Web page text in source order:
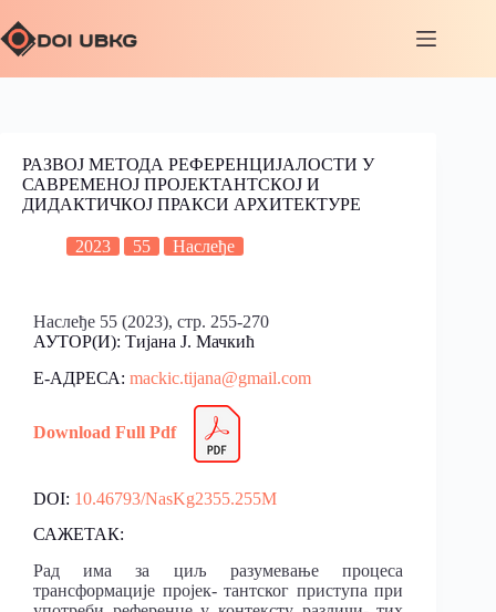
РАЗВОЈ МЕТОДА РЕФЕРЕНЦИЈАЛОСТИ У
САВРЕМЕНОЈ ПРОЈЕКТАНТСКОЈ И
ДИДАКТИЧКОЈ ПРАКСИ АРХИТЕКТУРЕ
2023 55 Наслеђе
Наслеђе 55 (2023), стр. 255-270
АУТОР(И): Тијана Ј. Мачкић
Е-АДРЕСА: mackic.tijana@gmail.com
Download Full Pdf
DOI: 10.46793/NasKg2355.255M
САЖЕТАК:
Рад има за циљ разумевање процеса
трансформације пројек- тантског приступа при